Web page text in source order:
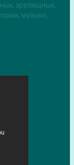
зрелищных,
музыке,